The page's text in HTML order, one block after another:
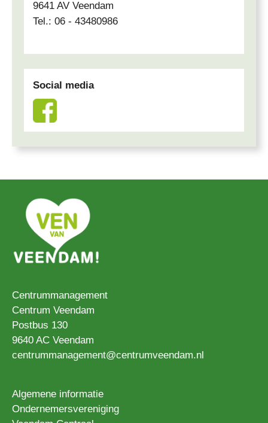
9641 AV Veendam
Tel.: 06 - 43480986
Social media
Centrummanagement
Centrum Veendam
Postbus 130
9640 AC Veendam
centrummanagement@centrumveendam.nl
Algemene informatie
Ondernemersvereniging